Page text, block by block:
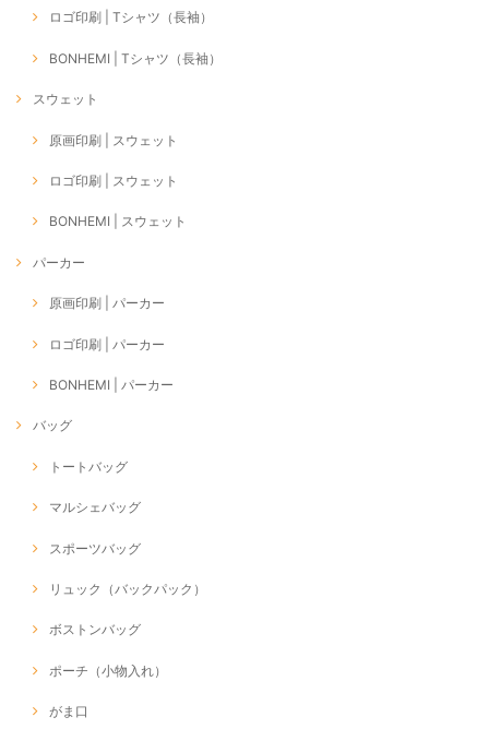
ロゴ印刷 | Tシャツ（長袖）
BONHEMI | Tシャツ（長袖）
スウェット
原画印刷 | スウェット
ロゴ印刷 | スウェット
BONHEMI | スウェット
パーカー
原画印刷 | パーカー
ロゴ印刷 | パーカー
BONHEMI | パーカー
バッグ
トートバッグ
マルシェバッグ
スポーツバッグ
リュック（バックパック）
ボストンバッグ
ポーチ（小物入れ）
がま口